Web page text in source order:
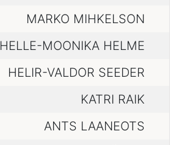
MARKO MIHKELSON
HELLE-MOONIKA HELME
HELIR-VALDOR SEEDER
KATRI RAIK
ANTS LAANEOTS